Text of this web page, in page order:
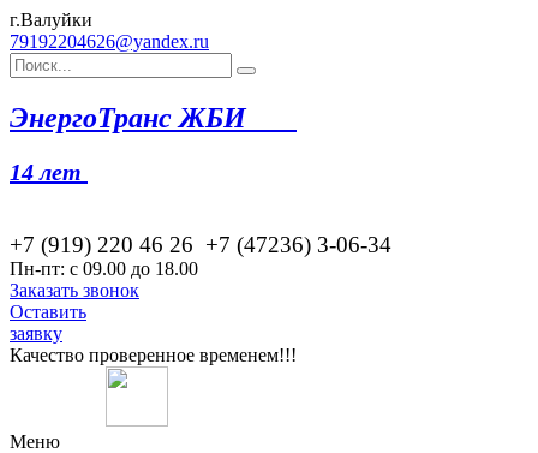
г.Валуйки
79192204626@yandex.ru
ЭнергоТранс ЖБИ
14 лет
+7 (919) 220 46 26 +7 (47236) 3-06-34
Пн-пт: с 09.00 до 18.00
Заказать звонок
Оставить
заявку
Качество проверенное временем!!!
Меню